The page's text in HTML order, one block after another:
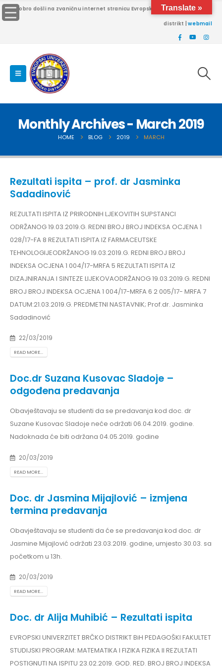
Dobro došli na zvaničnu internet stranicu Evropskog univerziteta Brčko
distrikt |webmail
Monthly Archives - March 2019
HOME BLOG 2019 MARCH
Rezultati ispita – prof. dr Jasminka
Sadadinović
REZULTATI ISPITA IZ PRIRODNIH LJEKOVITIH SUPSTANCI
ODRŽANOG 19.03.2019.G. REDNI BROJ BROJ INDEKSA OCJENA 1
028/17-FA 8 REZULTATI ISPITA IZ FARMACEUTSKE
TEHNOLOGIJEODRŽANOG 19.03.2019.G. REDNI BROJ BROJ
INDEKSA OCJENA 1 004/17-MRFA 5 REZULTATI ISPITA IZ
DIZAJNIRANJA I SINTEZE LIJEKOVAODRŽANOG 19.03.2019.G. REDNI
BROJ BROJ INDEKSA OCJENA 1 004/17-MRFA 6 2 005/17- MRFA 7
DATUM:21.03.2019.G. PREDMETNI NASTAVNIK; Prof.dr. Jasminka
Sadadinović
22/03/2019
READ MORE...
Doc.dr Suzana Kusovac Sladoje –
odgođena predavanja
Obavještavaju se studenti da se predavanja kod doc. dr
Suzane Kusovac Sladoje neće održati 06.04.2019. godine.
Nadoknada će biti održana 04.05.2019. godine
20/03/2019
READ MORE...
Doc. dr Jasmina Mijajlović – izmjena
termina predavanja
Obavještavaju se studenti da će se predavanja kod doc. dr
Jasmine Mijajlović održati 23.03.2019. godine, umjesto 30.03. sa
početkom u 13h.
20/03/2019
READ MORE...
Doc. dr Alija Muhibić – Rezultati ispita
EVROPSKI UNIVERZITET BRČKO DISTRIKT BiH PEDAGOŠKI FAKULTET
STUDIJSKI PROGRAM: MATEMATIKA I FIZIKA FIZIKA II REZULTATI
POSTIGNUTI NA ISPITU 23.02.2019. GOD. RED. BROJ BROJ INDEKSA
Translate »